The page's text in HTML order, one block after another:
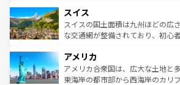
れる地方に足を運ぶとそれぞれで
きるだろう。 なお、新着のフ
を参照してほしい。
は、お酒好きな人にはぜひ体験してほしい。
ドイツ情報はコンテンツ一覧を参
リアごとに異なる魅力がある。ま
ティー、ビール好きにはたまらな
戦など、本場だからこそできる体
ンツ一覧を参照してほしい。
スイス
スイスの国土面積は九州ほどの広
な交通網が整備されており、初心
の建物がそのまま残る町や、スイ
博物館もあり、アルプス観光だけ
ことができる。国民の所得が高い
アメリカ
アメリカ合衆国は、広大な土地と
東海岸の都市部から西海岸のカリ